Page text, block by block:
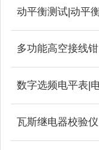
多功能高空接线钳
瓦斯继电器校验仪